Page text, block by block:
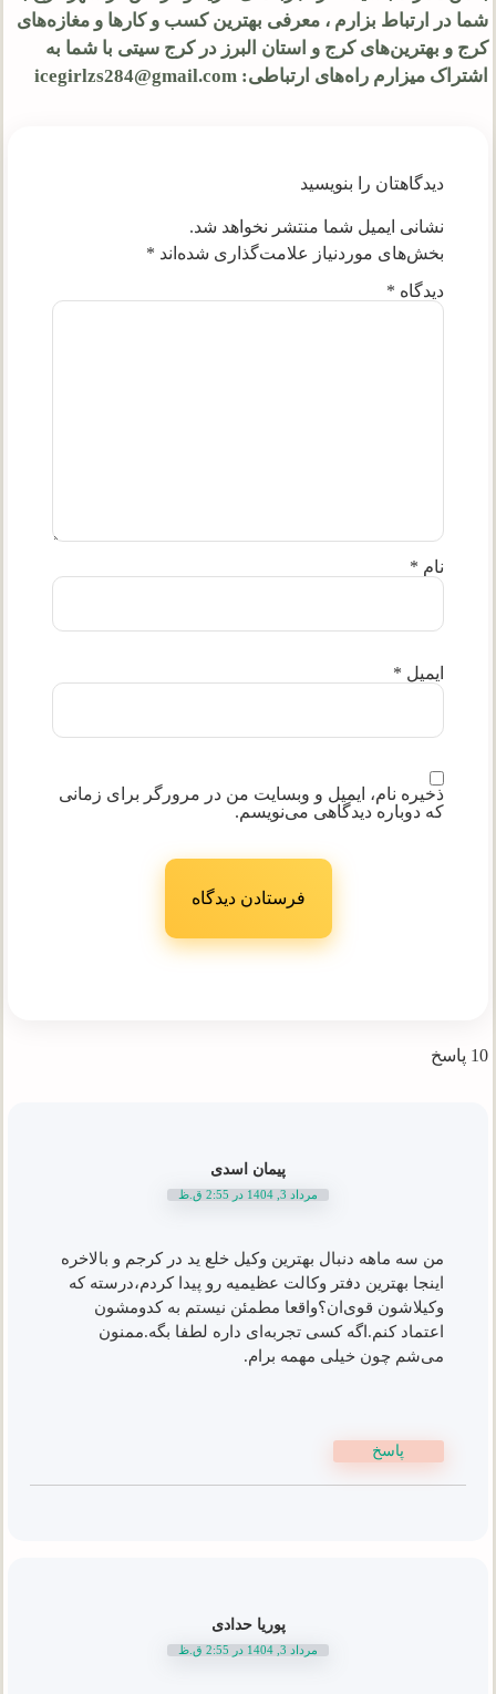
شما در ارتباط بزارم ، معرفی بهترین کسب و کارها و مغازه‌های
کرج و بهترین‌های کرج و استان البرز در کرج سیتی با شما به
اشتراک میزارم راه‌های ارتباطی: icegirlzs284@gmail.com
10 پاسخ
پیمان اسدی
مرداد 3, 1404 در 2:55 ق.ظ
من سه ماهه دنبال بهترین وکیل خلع ید در کرجم و بالاخره
اینجا بهترین دفتر وکالت عظیمیه رو پیدا کردم،درسته که
وکیلاشون قوی‌ان؟واقعا مطمئن نیستم به کدومشون
اعتماد کنم.اگه کسی تجربه‌ای داره لطفا بگه.ممنون
می‌شم چون خیلی مهمه برام.
پاسخ
پوریا حدادی
مرداد 3, 1404 در 2:55 ق.ظ
دیدگاهتان را بنویسید
نشانی ایمیل شما منتشر نخواهد شد.
بخش‌های موردنیاز علامت‌گذاری شده‌اند *
دیدگاه *
نام *
ایمیل *
ذخیره نام، ایمیل و وبسایت من در مرورگر برای زمانی
که دوباره دیدگاهی می‌نویسم.